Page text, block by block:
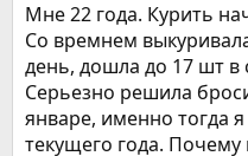
Мне 22 года. Курить
Со времнем
день, дошла до 17 шт в
Серьезно решила
январе, именно тогда
текущего года. Почему